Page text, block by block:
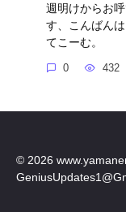
週明けからお
す、こんばん
てこーむ。
0 432
© 2026